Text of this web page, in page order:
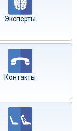
Эксперты
Контакты